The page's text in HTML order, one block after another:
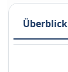
Überblick